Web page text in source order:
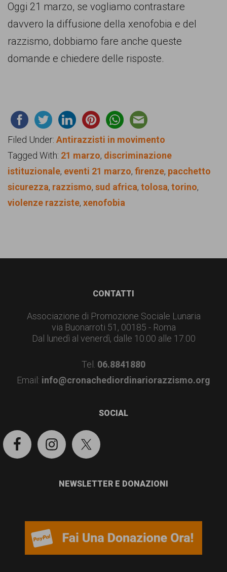
Oggi 21 marzo, se vogliamo contrastare
davvero la diffusione della xenofobia e del
razzismo, dobbiamo fare anche queste
domande e chiedere delle risposte.
Filed Under: Antirazzisti in movimento
Tagged With: 21 marzo, discriminazione
istituzionale, eventi 21 marzo, firenze, pacchetto
sicurezza, razzismo, sud africa, tolosa, torino,
violenze razziste, xenofobia
CONTATTI
Associazione di Promozione Sociale Lunaria
via Buonarroti 51, 00185 - Roma
Dal lunedì al venerdì, dalle 10.00 alle 17.00
Tel. 06.8841880
Email: info@cronachediordinariorazzismo.org
SOCIAL
NEWSLETTER E DONAZIONI